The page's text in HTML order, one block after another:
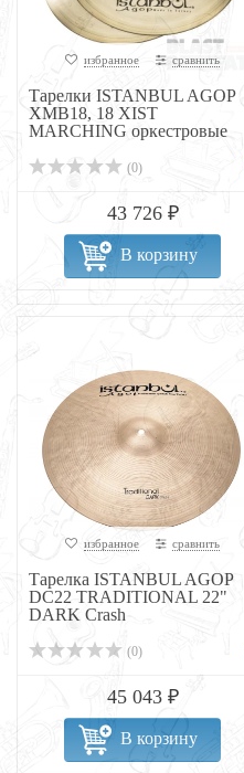
избранное сравнить
Тарелки ISTANBUL AGOP
XMB18, 18 XIST
MARCHING оркестровые
(0)
43 726 ₽
В корзину
избранное сравнить
Тарелка ISTANBUL AGOP
DC22 TRADITIONAL 22"
DARK Crash
(0)
45 043 ₽
В корзину